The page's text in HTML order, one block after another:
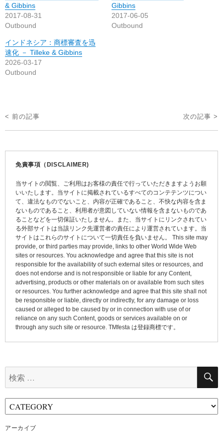
& Gibbins
2017-08-31
Outbound
Gibbins
2017-06-05
Outbound
インドネシア：商標審査を迅
速化 － Tilleke & Gibbins
2026-03-17
Outbound
投
稿
< 前の記事 次の記事 >
免責事項（DISCLAIMER)
当サイトの閲覧、ご利用はお客様の責任で行っていただきますようお願
いいたします。当サイトに掲載されているすべてのコンテテンツについ
て、違法なものでないこと、内容が正確であること、不快な内容を含ま
ないものであること、利用者が意図していない情報を含まないものであ
ることなどを一切保証いたしません。また、当サイトにリンクされてい
る外部サイトは当該リンク先運営者の責任により運営されています。当
サイトはこれらのサイトについて一切責任を負いません。 This site may
provide, or third parties may provide, links to other World Wide Web
sites or resources. You acknowledge and agree that this site is not
responsible for the availability of such external sites or resources, and
does not endorse and is not responsible or liable for any Content,
advertising, products or other materials on or available from such sites
or resources. You further acknowledge and agree that this site shall not
be responsible or liable, directly or indirectly, for any damage or loss
caused or alleged to be caused by or in connection with use of or
reliance on any such Content, goods or services available on or
through any such site or resource. TMfesta は登録商標です。
索:
アーカイブ